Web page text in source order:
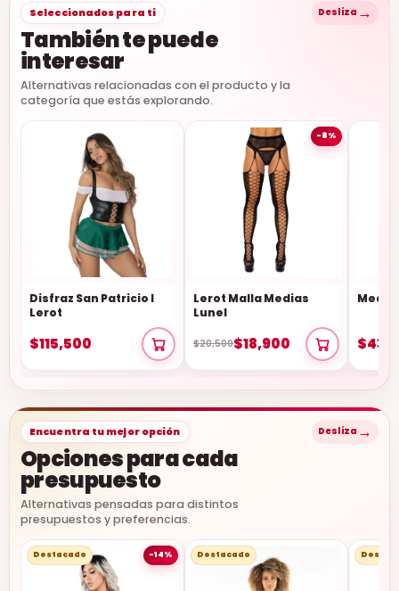
Seleccionados para ti
También te puede
interesar
Alternativas relacionadas con el producto y la
categoría que estás explorando.
Desliza →
Disfraz San Patricio I
Lerot
$115,500
-8%
Lerot Malla Medias
Lunel
$20,500$18,900
Encuentra tu mejor opción
Opciones para cada
presupuesto
Alternativas pensadas para distintos
presupuestos y preferencias.
Desliza →
Destacado -14% Destacado